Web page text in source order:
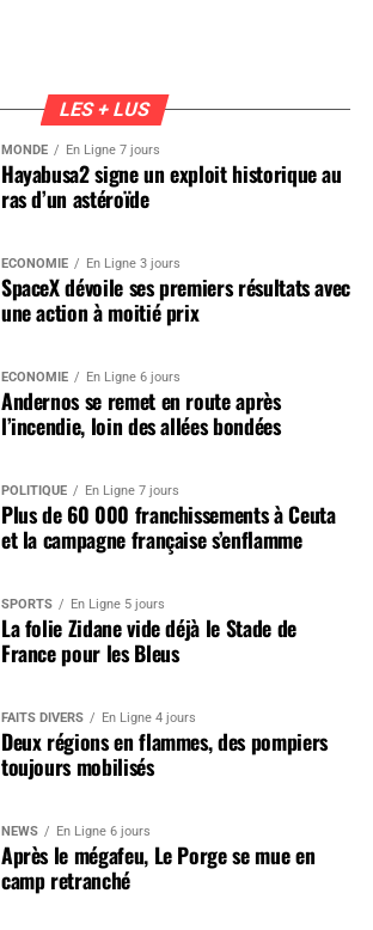
LES + LUS
MONDE En Ligne 7 jours
Hayabusa2 signe un exploit historique au
ras d’un astéroïde
ÉCONOMIE En Ligne 3 jours
SpaceX dévoile ses premiers résultats avec
une action à moitié prix
ÉCONOMIE En Ligne 6 jours
Andernos se remet en route après
l’incendie, loin des allées bondées
POLITIQUE En Ligne 7 jours
Plus de 60 000 franchissements à Ceuta
et la campagne française s’enflamme
SPORTS En Ligne 5 jours
La folie Zidane vide déjà le Stade de
France pour les Bleus
FAITS DIVERS En Ligne 4 jours
Deux régions en flammes, des pompiers
toujours mobilisés
NEWS En Ligne 6 jours
Après le mégafeu, Le Porge se mue en
camp retranché